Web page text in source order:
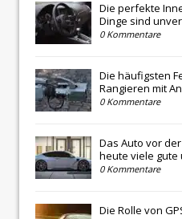
Die perfekte
Dinge sind
0 Kommentare
Die häufigsten
Rangieren mit
0 Kommentare
Das Auto vor
heute viele gute
0 Kommentare
Die Rolle von